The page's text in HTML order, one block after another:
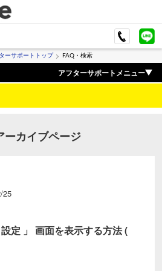
ーサポートトップ FAQ・検索
アフターサポートメニュー
ーカイブページ
定 」 画面を表示する方法 (